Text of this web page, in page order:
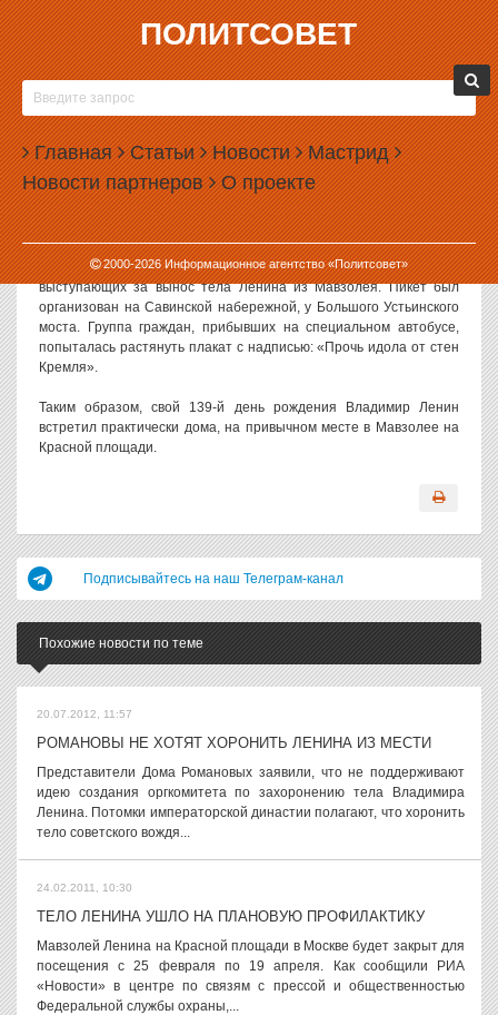
ПОЛИТСОВЕТ
Главная Статьи Новости Мастрид
Новости партнеров О проекте
2000-2026Информационное агентство «Политсовет»
22.04.2009, 14:53
ВЛАДИМИР УЛЬЯНОВ-ЛЕНИН ВСТРЕТИЛ ДЕНЬ
РОЖДЕНИЯ ДОМА
Масштабных провокаций и столкновений сторонников и
противников сохранения Мавзолея вождя мирового
пролетариата в день его рождения удалось избежать.
Как сообщает РИА «Новости», столичные милиционеры
задержали десять участников несанкционированной акции,
выступающих за вынос тела Ленина из Мавзолея. Пикет был
организован на Савинской набережной, у Большого Устьинского
моста. Группа граждан, прибывших на специальном автобусе,
попыталась растянуть плакат с надписью: «Прочь идола от стен
Кремля».
Таким образом, свой 139-й день рождения Владимир Ленин
встретил практически дома, на привычном месте в Мавзолее на
Красной площади.
Подписывайтесь на наш Телеграм-канал
Похожие новости по теме
20.07.2012, 11:57
РОМАНОВЫ НЕ ХОТЯТ ХОРОНИТЬ ЛЕНИНА ИЗ МЕСТИ
Представители Дома Романовых заявили, что не поддерживают
идею создания оргкомитета по захоронению тела Владимира
Ленина. Потомки императорской династии полагают, что хоронить
тело советского вождя...
24.02.2011, 10:30
ТЕЛО ЛЕНИНА УШЛО НА ПЛАНОВУЮ ПРОФИЛАКТИКУ
Мавзолей Ленина на Красной площади в Москве будет закрыт для
посещения с 25 февраля по 19 апреля. Как сообщили РИА
«Новости» в центре по связям с прессой и общественностью
Федеральной службы охраны,...